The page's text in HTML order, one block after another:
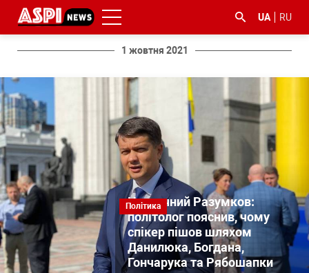
UA RU
1 жовтня 2021
Політика
Незручний Разумков:
політолог пояснив, чому
спікер пішов шляхом
Данилюка, Богдана,
Гончарука та Рябошапки
#ООС
#боротьба
з
корупцією
#ДФС #Київ #коронавірус